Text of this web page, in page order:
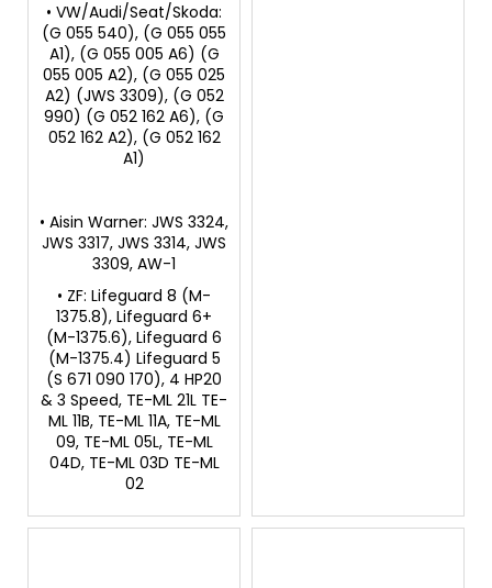
• VW/Audi/Seat/Skoda:
(G 055 540), (G 055 055
A1), (G 055 005 A6) (G
055 005 A2), (G 055 025
A2) (JWS 3309), (G 052
990) (G 052 162 A6), (G
052 162 A2), (G 052 162
A1)
• Aisin Warner: JWS 3324,
JWS 3317, JWS 3314, JWS
3309, AW-1
• ZF: Lifeguard 8 (M-
1375.8), Lifeguard 6+
(M-1375.6), Lifeguard 6
(M-1375.4) Lifeguard 5
(S 671 090 170), 4 HP20
& 3 Speed, TE-ML 21L TE-
ML 11B, TE-ML 11A, TE-ML
09, TE-ML 05L, TE-ML
04D, TE-ML 03D TE-ML
02